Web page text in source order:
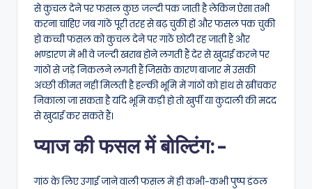
से कुचल देने पर फसल कुछ जल्दी पक जाती है लेकिन ऐसा तभी
करना चाहिए जब गांठें पूरी तरह से बढ़ चुकी हों और फसल पक चुकी
हो कच्ची फसल को कुचल देने पर गांठें छोटी रह जाती हैं और
भण्डारण में भी वे जल्दी खराब होने लगती हैं देर से खुदाई करने पर
गांठों से जड़ें निकलने लगती हैं जिसके कारण बाजार में उसकी
अच्छी कीमत नहीं मिलती है हल्की भूमि में गांठों को हांथ से खींचकर
निकाला जा सकता है यदि भूमि कड़ी हो तो खुर्पी या कुदाली की मदद
से खुदाई कर सकते हैं।
प्याज की फसल में बोल्टिंग:-
गांठ के लिए उगाई जाने वाली फसल में ही कभी-कभी पुष्प डंठल